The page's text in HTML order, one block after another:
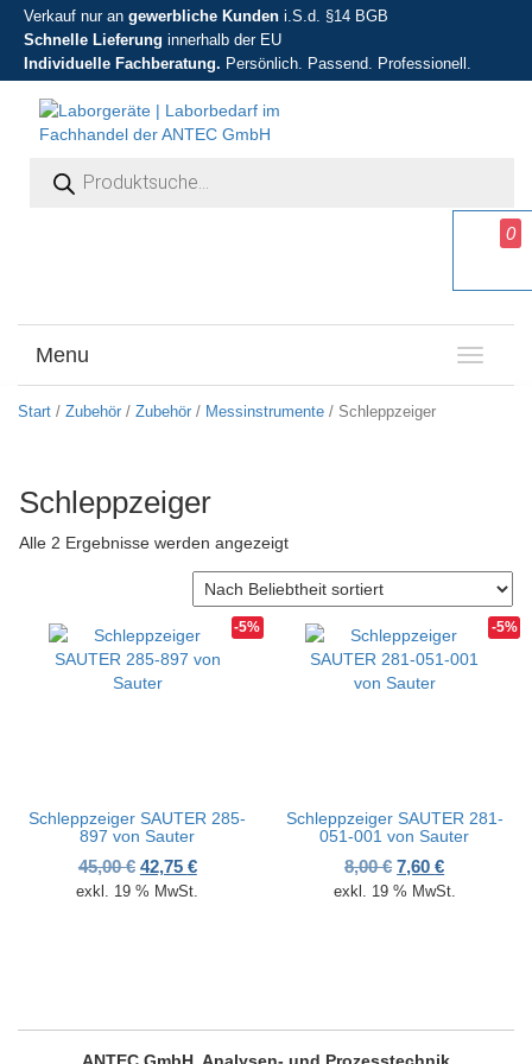
Verkauf nur an gewerbliche Kunden i.S.d. §14 BGB
Schnelle Lieferung innerhalb der EU
Individuelle Fachberatung. Persönlich. Passend. Professionell.
T
o
i
i
Menu
Start / Zubehör / Zubehör / Messinstrumente / Schleppzeiger
Schleppzeiger
Alle 2 Ergebnisse werden angezeigtNach Beliebtheit sortiert
-5%
Schleppzeiger SAUTER 285-
897 von Sauter
45,00€ Ursprünglicher Preis war: 45,00 €
42,75 €Aktueller Preis ist: 42,75 €.
exkl. 19 % MwSt.
-5%
Schleppzeiger SAUTER 281-
051-001 von Sauter
8,00€ Ursprünglicher
7,60€Aktueller
exkl. 19 % MwSt.
0